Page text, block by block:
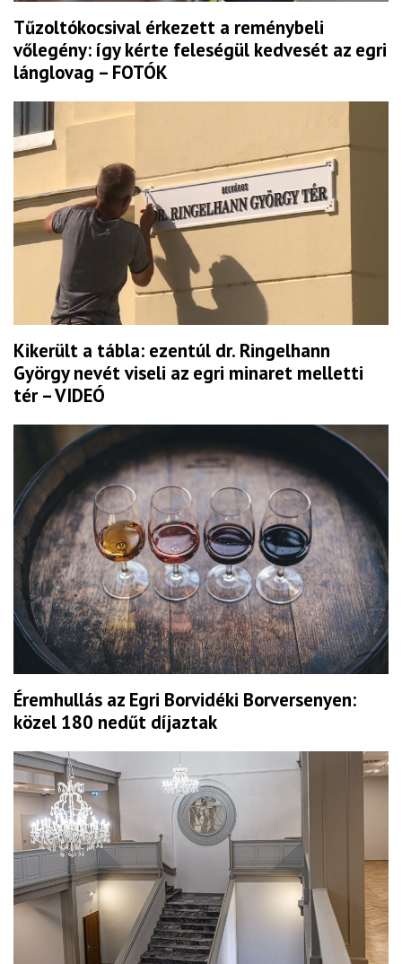
Tűzoltókocsival érkezett a reménybeli
vőlegény: így kérte feleségül kedvesét az egri
lánglovag – FOTÓK
Kikerült a tábla: ezentúl dr. Ringelhann
György nevét viseli az egri minaret melletti
tér – VIDEÓ
Éremhullás az Egri Borvidéki Borversenyen:
közel 180 nedűt díjaztak